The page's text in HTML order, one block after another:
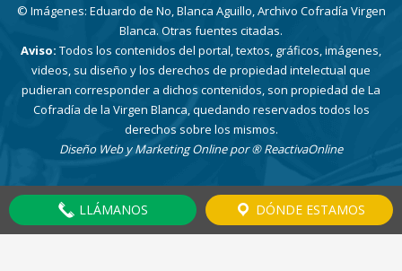
© Imágenes: Eduardo de No, Blanca Aguillo, Archivo Cofradía Virgen
Blanca. Otras fuentes citadas.
Aviso: Todos los contenidos del portal, textos, gráficos, imágenes,
videos, su diseño y los derechos de propiedad intelectual que
pudieran corresponder a dichos contenidos, son propiedad de La
Cofradía de la Virgen Blanca, quedando reservados todos los
derechos sobre los mismos.
Diseño Web y Marketing Online por® ReactivaOnline
LLÁMANOS DÓNDE ESTAMOS